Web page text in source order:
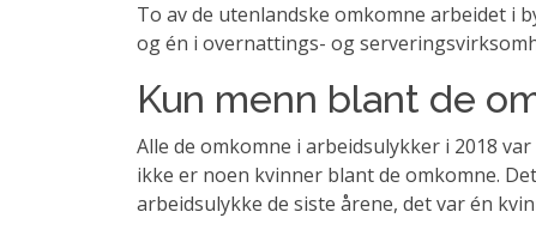
To av de utenlandske omkomne arbeidet i
og én i overnattings- og
Kun menn blant de
Alle de omkomne i arbeidsulykker i 2018
ikke er noen kvinner blant de omkomne.
arbeidsulykke de siste årene, det var én